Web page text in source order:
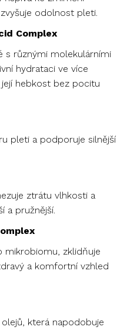
odolnost pleti.
Complex
s různými molekulárními
hydrataci ve více
hebkost bez pocitu
pleti a podporuje silnější
ztrátu vlhkosti a
a pružnější.
mikrobiomu, zklidňuje
a komfortní vzhled
která napodobuje